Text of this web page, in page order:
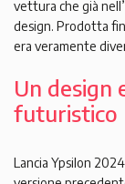
vettura che già
design. Prodotta
era veramente
Un design
futuristico
Lancia Ypsilon